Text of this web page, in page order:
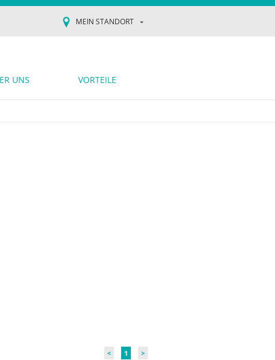
MEIN STANDORT
UNS VORTEILE
< 1 >